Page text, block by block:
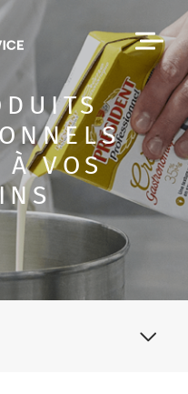
À VOS